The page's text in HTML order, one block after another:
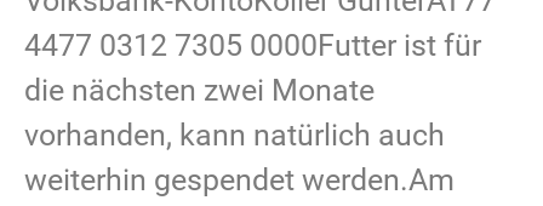
4477 0312 7305 0000Futter ist für
die nächsten zwei Monate
vorhanden, kann natürlich auch
weiterhin gespendet werden.Am